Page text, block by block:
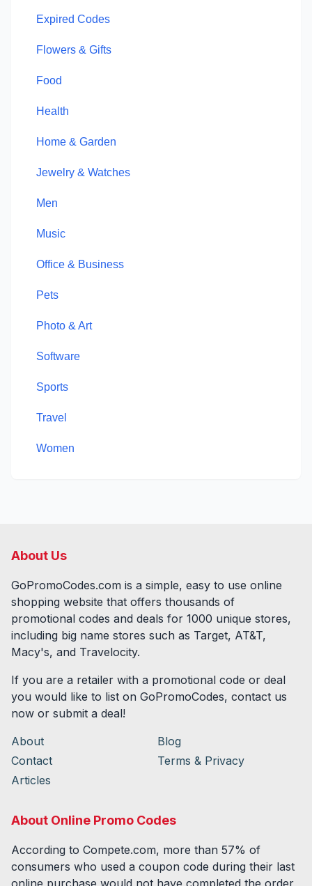
Expired Codes
Flowers & Gifts
Food
Health
Home & Garden
Jewelry & Watches
Men
Music
Office & Business
Pets
Photo & Art
Software
Sports
Travel
Women
About Us
GoPromoCodes.com is a simple, easy to use online
shopping website that offers thousands of
promotional codes and deals for 1000 unique stores,
including big name stores such as Target, AT&T,
Macy's, and Travelocity.
If you are a retailer with a promotional code or deal
you would like to list on GoPromoCodes, contact us
now or submit a deal!
About
Blog
Contact
Terms & Privacy
Articles
About Online Promo Codes
According to Compete.com, more than 57% of
consumers who used a coupon code during their last
online purchase would not have completed the order